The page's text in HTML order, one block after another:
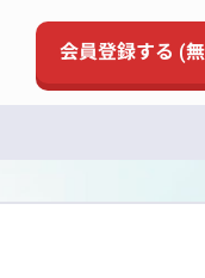
会員登録する (